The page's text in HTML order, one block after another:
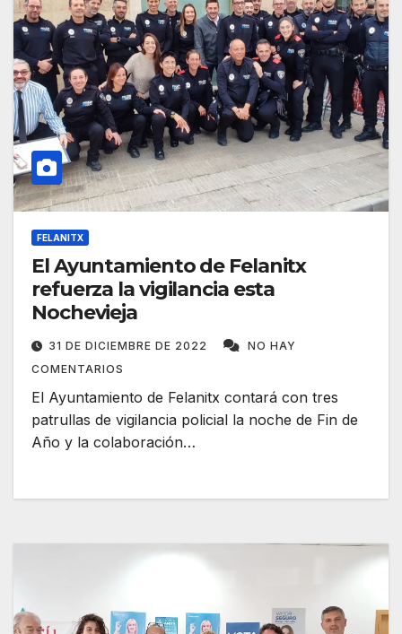
FELANITX
El Ayuntamiento de Felanitx
refuerza la vigilancia esta
Nochevieja
31 DE DICIEMBRE DE 2022
NO HAY
COMENTARIOS
El Ayuntamiento de Felanitx contará con tres
patrullas de vigilancia policial la noche de Fin de
Año y la colaboración…